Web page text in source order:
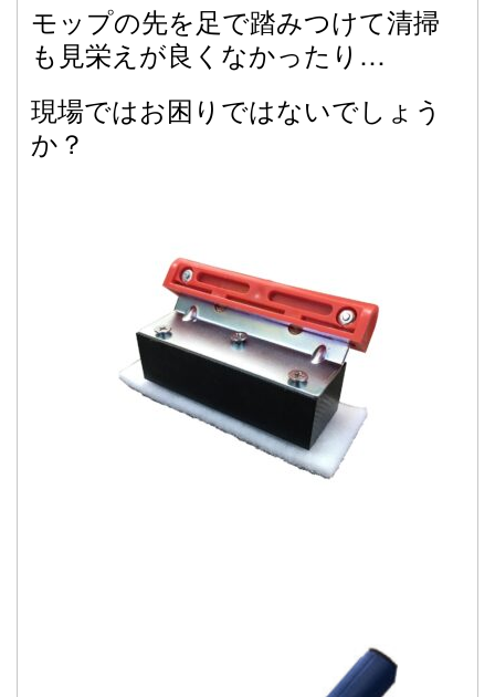
モップの先を足で踏みつけて清掃
も見栄えが良くなかったり…
現場ではお困りではないでしょう
か？